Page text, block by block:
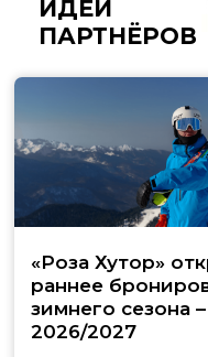
ИДЕИ
ПАРТНЁРОВ
«Роза Хутор»
раннее
зимнего сезона –
2026/2027